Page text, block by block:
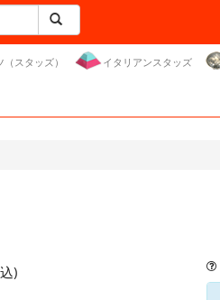
スタッズ） イタリアンスタッズ
)